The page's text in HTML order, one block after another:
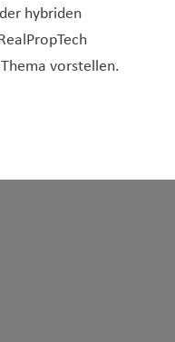
hybriden
vorstellen.